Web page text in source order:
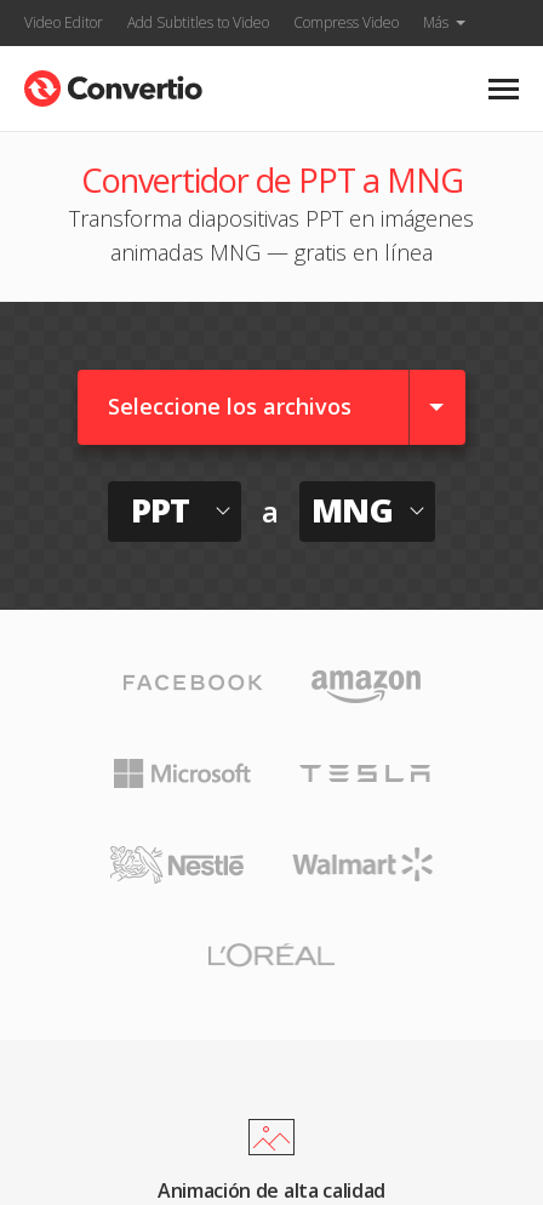
Video Editor Add Subtitles to Video Compress Video Más
Convertidor de PPT a MNG
Transforma diapositivas PPT en imágenes
animadas MNG — gratis en línea
Seleccione los archivos
PPT a MNG
Animación de alta calidad